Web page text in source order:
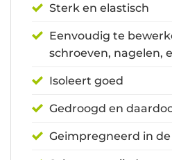
Sterk en elastisch
Eenvoudig te
schroeven, nagelen,
Isoleert goed
Gedroogd en
Geimpregneerd in